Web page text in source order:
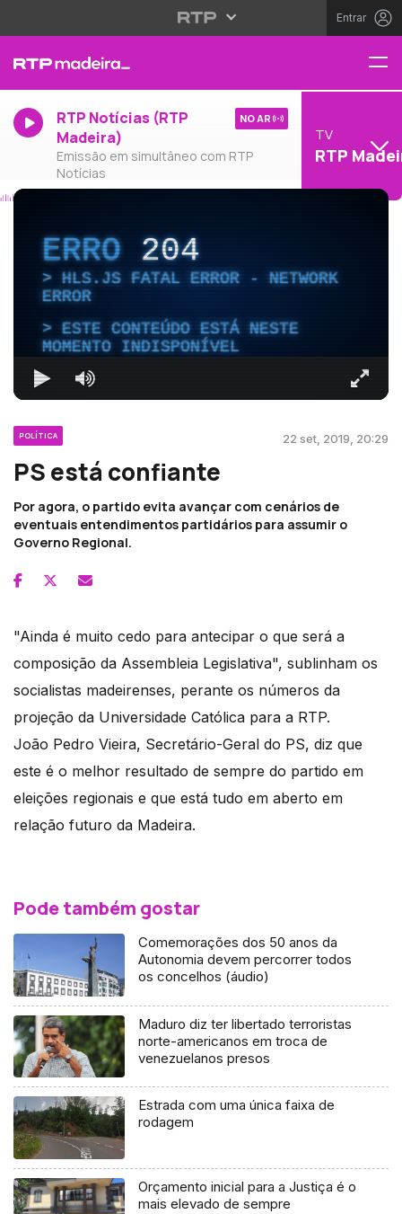
Entrar
RTP Notícias (RTP
Madeira)
Emissão em simultâneo com RTP
Notícias
NO AR
TV
RTP
ERRO204
HLS.JS FATAL ERROR - NETWORK
ERROR
ESTE CONTEÚDO ESTÁ NESTE
MOMENTO INDISPONÍVEL
POLÍTICA 22 set, 2019, 20:29
PS está confiante
Por agora, o partido evita avançar com cenários de
eventuais entendimentos partidários para assumir o
Governo Regional.
"Ainda é muito cedo para antecipar o que será a
composição da Assembleia Legislativa", sublinham os
socialistas madeirenses, perante os números da
projeção da Universidade Católica para a RTP.
João Pedro Vieira, Secretário-Geral do PS, diz que
este é o melhor resultado de sempre do partido em
eleições regionais e que está tudo em aberto em
relação futuro da Madeira.
Pode também gostar
Comemorações dos 50 anos da
Autonomia devem percorrer todos
os concelhos (áudio)
Maduro diz ter libertado terroristas
norte-americanos em troca de
venezuelanos presos
Estrada com uma única faixa de
rodagem
Orçamento inicial para a Justiça é o
mais elevado de sempre